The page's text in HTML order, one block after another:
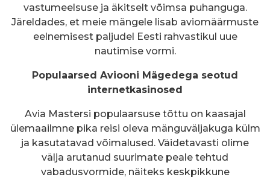
vastumeelsuse ja äkitselt võimsa puhanguga.
Järeldades, et meie mängele lisab aviomäärmuste
eelnemisest paljudel Eesti rahvastikul uue
nautimise vormi.
Populaarsed Aviooni Mägedega seotud
internetkasinosed
Avia Mastersi populaarsuse tõttu on kaasajal
ülemaailmne pika reisi oleva mänguväljakuga külm
ja kasutatavad võimalused. Väidetavasti olime
välja arutanud suurimate peale tehtud
vabadusvormide, näiteks keskpikkune